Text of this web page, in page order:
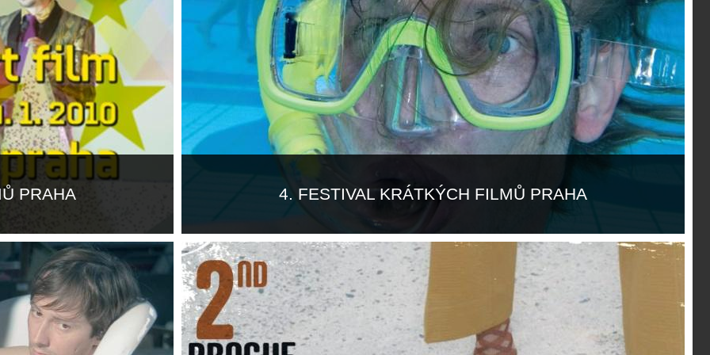
PRAHA 4. FESTIVAL KRÁTKÝCH FILMŮ PRAHA
Více informací